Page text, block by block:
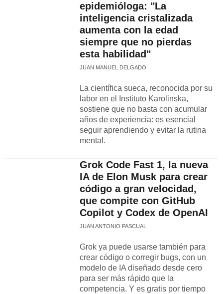
epidemióloga: "La
inteligencia cristalizada
aumenta con la edad
siempre que no pierdas
esta habilidad"
JUAN MANUEL DELGADO
La científica sueca, reconocida por su
labor en el Instituto Karolinska,
sostiene que no basta con acumular
años de experiencia: es esencial
seguir aprendiendo y evitar la rutina
mental.
Grok Code Fast 1, la nueva
IA de Elon Musk para crear
código a gran velocidad,
que compite con GitHub
Copilot y Codex de OpenAI
JUAN ANTONIO PASCUAL
Grok ya puede usarse también para
crear código o corregir bugs, con un
modelo de IA diseñado desde cero
para ser más rápido que la
competencia. Y es gratis por tiempo